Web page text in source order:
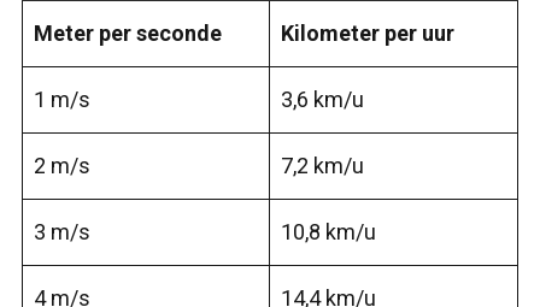
Meter per seconde Kilometer per uur
1 m/s 3,6 km/u
2 m/s 7,2 km/u
3 m/s 10,8 km/u
4 m/s 14,4 km/u